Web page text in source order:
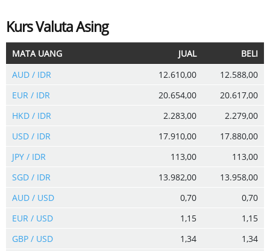
Kurs Valuta Asing
MATA UANG JUAL
BELI
AUD / IDR
12.610,00
12.588,00
EUR / IDR
20.654,00
20.617,00
HKD / IDR
2.283,00
2.279,00
USD / IDR
17.910,00
17.880,00
JPY / IDR
113,00
113,00
SGD / IDR
13.982,00
13.958,00
AUD / USD
0,70
0,70
EUR / USD
1,15
1,15
GBP / USD
1,34
1,34